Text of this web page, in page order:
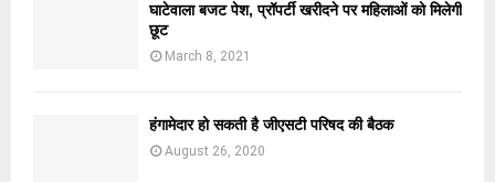
घाटेवाला बजट पेश, प्रॉपर्टी खरीदने पर महिलाओं को मिलेगी
छूट
March 8, 2021
हंगामेदार हो सकती है जीएसटी परिषद की बैठक
August 26, 2020